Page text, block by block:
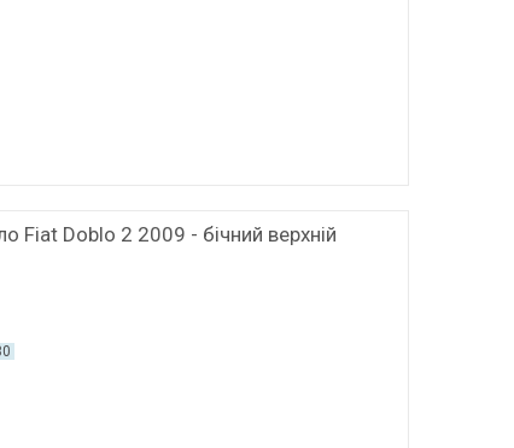
Fiat Doblo 2 2009 - бічний верхній